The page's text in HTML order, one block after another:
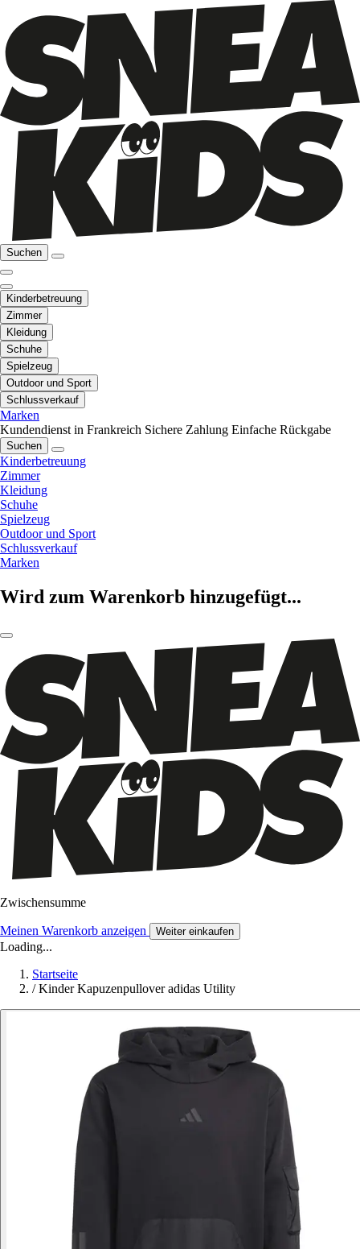
Suchen
Kinderbetreuung
Zimmer
Kleidung
Schuhe
Spielzeug
Outdoor und Sport
Schlussverkauf
Marken
Kundendienst in Frankreich Sichere Zahlung Einfache Rückgabe
Suchen
Kinderbetreuung
Zimmer
Kleidung
Schuhe
Spielzeug
Outdoor und Sport
Schlussverkauf
Marken
Wird zum Warenkorb hinzugefügt...
Zwischensumme
Meinen Warenkorb anzeigen Weiter einkaufen
Loading...
Startseite
/ Kinder Kapuzenpullover adidas Utility